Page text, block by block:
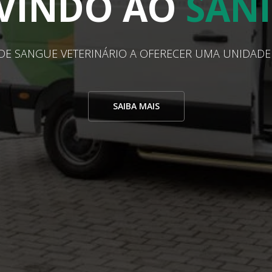
MAIOR CONFORTO PARA OS DOADORES DE SANGUE
SAIBA MAIS